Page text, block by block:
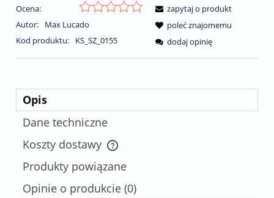
Ocena:
Autor:
Max Lucado
Kod produktu:
KS_SZ_0155
zapytaj o produkt
poleć znajomemu
dodaj opinię
Opis
Dane techniczne
Koszty dostawy
Cena nie zawiera ewentualnych kosztów płatności
Produkty powiązane
Opinie o produkcie (0)